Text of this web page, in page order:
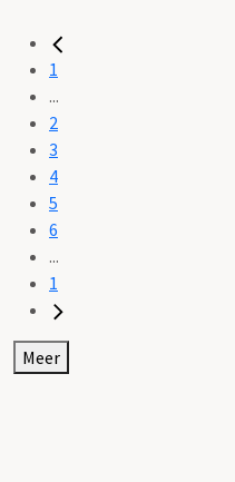
1
...
2
3
4
5
6
...
1
Meer